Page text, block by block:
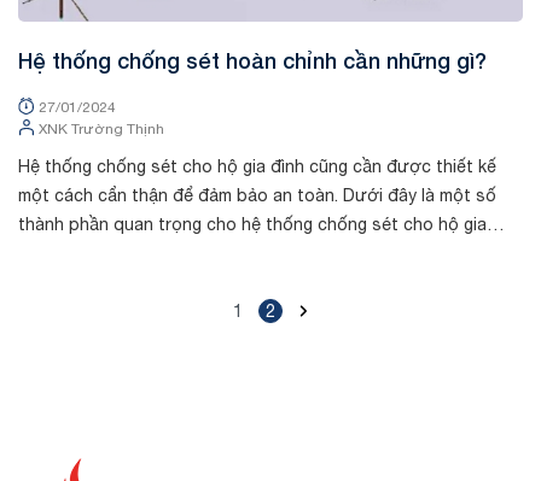
Hệ thống chống sét hoàn chỉnh cần những gì?
27/01/2024
XNK Trường Thịnh
Hệ thống chống sét cho hộ gia đình cũng cần được thiết kế
một cách cẩn thận để đảm bảo an toàn. Dưới đây là một số
thành phần quan trọng cho hệ thống chống sét cho hộ gia
1 2